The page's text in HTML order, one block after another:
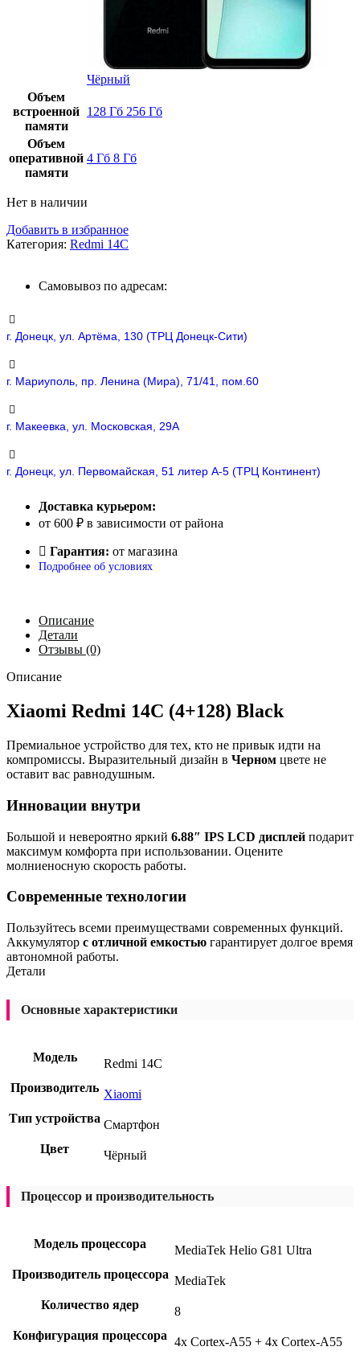
Чёрный
Объем
встроенной
памяти
128 Гб 256 Гб
Объем
оперативной
памяти
4 Гб 8 Гб
Нет в наличии
Добавить в избранное
Категория: Redmi 14C
Самовывоз по адресам:
г. Донецк, ул. Артёма, 130 (ТРЦ Донецк-Сити)
г. Мариуполь, пр. Ленина (Мира), 71/41, пом.60
г. Макеевка, ул. Московская, 29А
г. Донецк, ул. Первомайская, 51 литер А-5 (ТРЦ Континент)
Доставка курьером:
от 600 ₽ в зависимости от района
Гарантия: от магазина
Подробнее об условиях
Описание
Детали
Отзывы (0)
Описание
Xiaomi Redmi 14C (4+128) Black
Премиальное устройство для тех, кто не привык идти на
компромиссы. Выразительный дизайн в Черном цвете не
оставит вас равнодушным.
Инновации внутри
Большой и невероятно яркий 6.88″ IPS LCD дисплей подарит
максимум комфорта при использовании. Оцените
молниеносную скорость работы.
Современные технологии
Пользуйтесь всеми преимуществами современных функций.
Аккумулятор с отличной емкостью гарантирует долгое время
автономной работы.
Детали
Основные характеристики
Модель
Redmi 14C
Производитель Xiaomi
Тип устройства Смартфон
Цвет
Чёрный
Процессор и производительность
Модель процессора
MediaTek Helio G81 Ultra
Производитель процессора MediaTek
Количество ядер
8
Конфигурация процессора 4x Cortex-A55 + 4x Cortex-A55